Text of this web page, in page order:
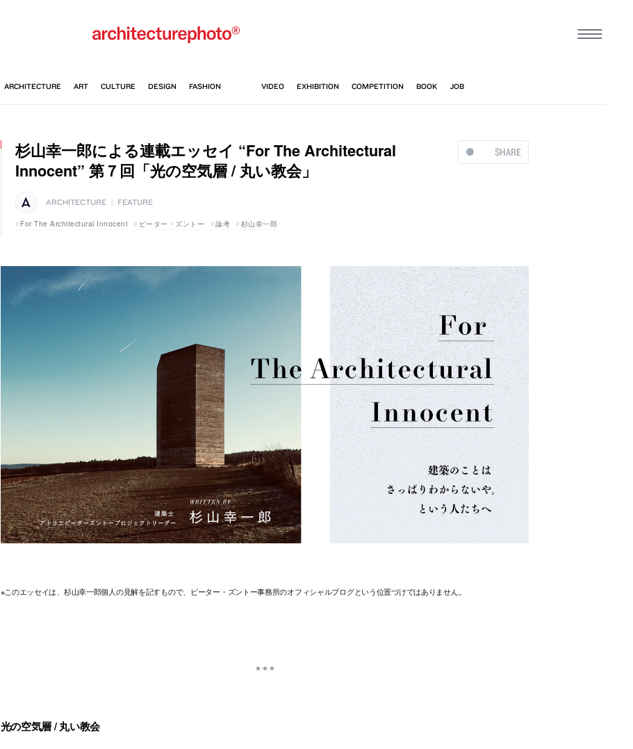
SHARE
杉山幸一郎による連載エッセイ “For The Architectural
Innocent” 第７回「光の空気層 / 丸い教会」
ARCHITECTURE FEATURE
For The Architectural Innocent ピーター・ズントー 論考 杉山幸一郎
※このエッセイは、杉山幸一郎個人の見解を記すもので、ピーター・ズントー事務所のオフィシャルブログという位置づけではありません。
光の空気層 / 丸い教会